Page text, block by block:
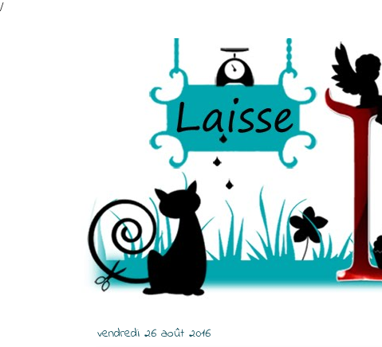
/
vendredi 26 août 2016